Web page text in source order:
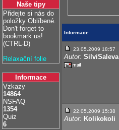
Naše tipy
Přidejte si nás do
položky Oblíbené.
Don't forget to
bookmark us!
(CTRL-D)
Relaxační folie
Informace
Vzkazy
14864
NSFAQ
1354
Quiz
6
Informace
23.05.2009 18:57
Autor: SilviSaleva
22.05.2009 15:38
Autor: Kolikokoli